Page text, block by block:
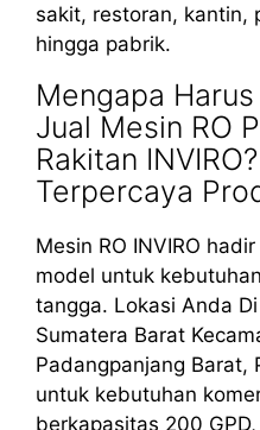
sakit, restoran, kantin,
hingga pabrik.
Mengapa
Jual Mesin RO
Rakitan
Terpercaya
Mesin RO INVIRO
model untuk
tangga. Lokasi Anda
Sumatera Barat
Padangpanjang Barat,
untuk kebutuhan
berkapasitas 200